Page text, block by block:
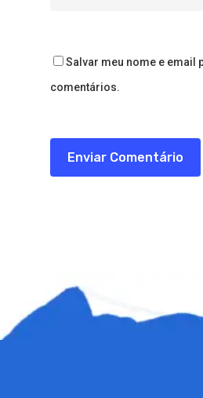
Salvar meu nome e email
comentários.